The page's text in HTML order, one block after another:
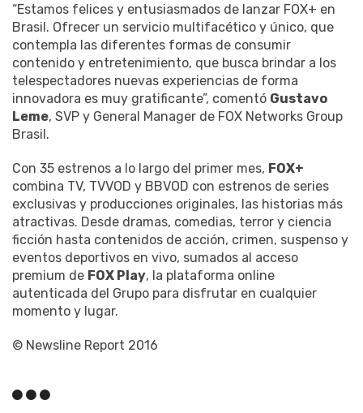
“Estamos felices y entusiasmados de lanzar FOX+ en
Brasil. Ofrecer un servicio multifacético y único, que
contempla las diferentes formas de consumir
contenido y entretenimiento, que busca brindar a los
telespectadores nuevas experiencias de forma
innovadora es muy gratificante”, comentó Gustavo
Leme, SVP y General Manager de FOX Networks Group
Brasil.
Con 35 estrenos a lo largo del primer mes, FOX+
combina TV, TVVOD y BBVOD con estrenos de series
exclusivas y producciones originales, las historias más
atractivas. Desde dramas, comedias, terror y ciencia
ficción hasta contenidos de acción, crimen, suspenso y
eventos deportivos en vivo, sumados al acceso
premium de FOX Play, la plataforma online
autenticada del Grupo para disfrutar en cualquier
momento y lugar.
© Newsline Report 2016